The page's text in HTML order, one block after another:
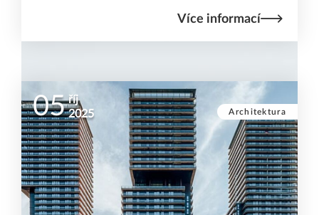
Více informací
Architektura
05 říj
2025